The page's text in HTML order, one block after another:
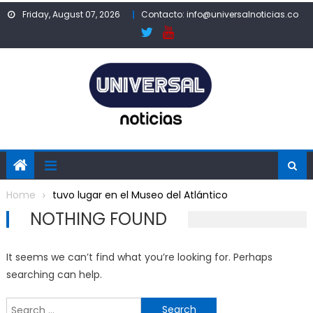
Skip
Friday, August 07, 2026 Contacto: info@universalnoticias.co
Home tuvo lugar en el Museo del Atlántico
NOTHING FOUND
It seems we can’t find what you’re looking for. Perhaps
searching can help.